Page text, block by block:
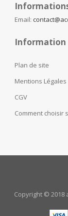
Email:
Information
Plan de site
Mentions Légales
CGV
Comment choisir
Copyright © 2018